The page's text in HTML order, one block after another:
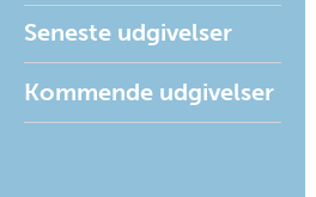
Seneste udgivelser
Kommende udgivelser